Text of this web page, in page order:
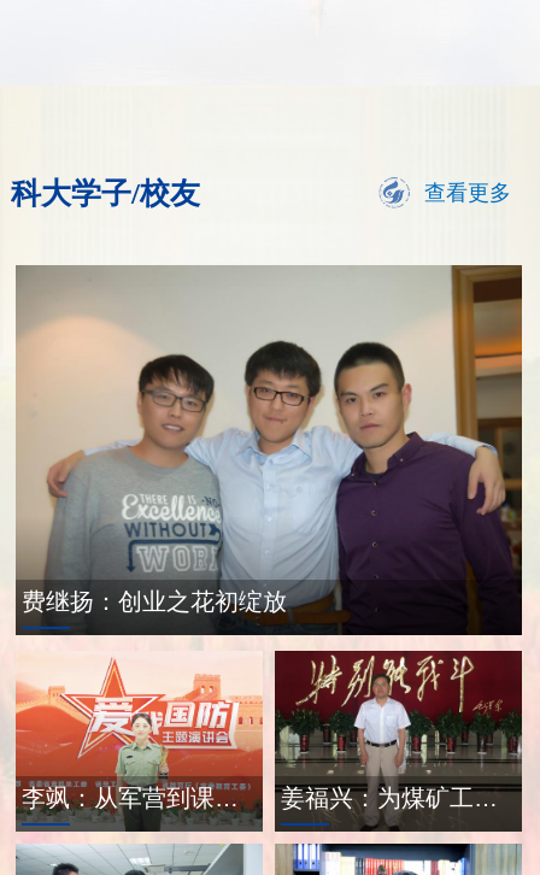
科大学子/校友 查看更多
费继扬：创业之花初绽放
李飒：从军营到课堂的青春答卷 姜福兴：为煤矿工人撑起“保护伞”